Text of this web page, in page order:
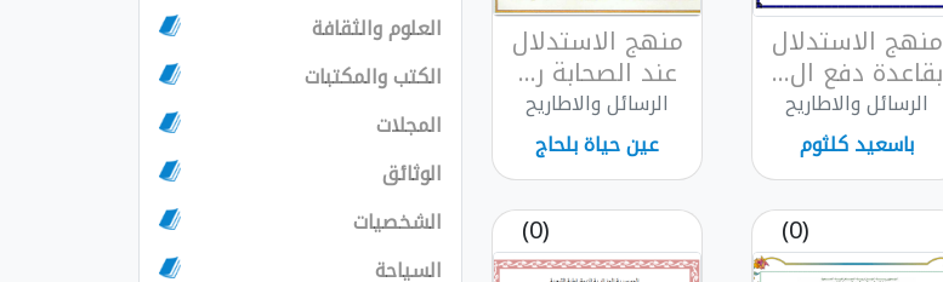
منهج الاستدلال
بقاعدة دفع ال...
الرسائل والاطاريح
باسعيد كلثوم
منهج الاستدلال
عند الصحابة ر...
الرسائل والاطاريح
عين حياة بلحاج
(0)
(0)
العلوم والثقافة
الكتب والمكتبات
المجلات
الوثائق
الشخصيات
السياحة